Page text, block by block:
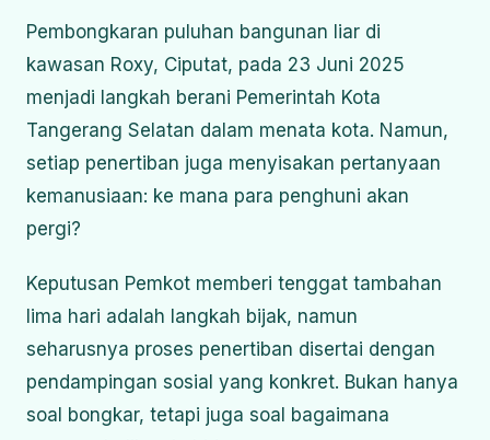
Pembongkaran puluhan bangunan liar di
kawasan Roxy, Ciputat, pada 23 Juni 2025
menjadi langkah berani Pemerintah Kota
Tangerang Selatan dalam menata kota. Namun,
setiap penertiban juga menyisakan pertanyaan
kemanusiaan: ke mana para penghuni akan
pergi?
Keputusan Pemkot memberi tenggat tambahan
lima hari adalah langkah bijak, namun
seharusnya proses penertiban disertai dengan
pendampingan sosial yang konkret. Bukan hanya
soal bongkar, tetapi juga soal bagaimana